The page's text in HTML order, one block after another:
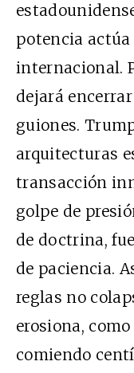
potencia
internacional.
dejará
guiones.
arquitecturas
transacción
golpe de
de doctrina,
de paciencia.
reglas no
erosiona,
comiendo